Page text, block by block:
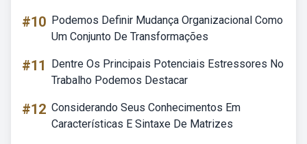
#10 Podemos Definir Mudança Organizacional Como
Um Conjunto De Transformações
#11
Dentre Os Principais Potenciais Estressores No
Trabalho Podemos Destacar
#12 Considerando Seus Conhecimentos Em
Características E Sintaxe De Matrizes